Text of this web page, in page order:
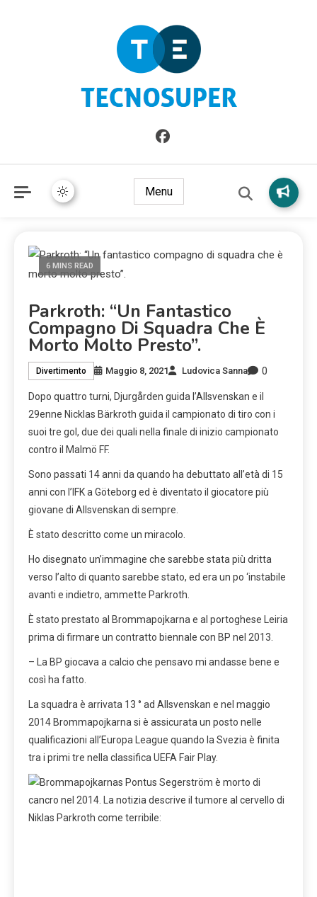
TecnoSuper.net
Informazioni sull'Italia. Seleziona gli argomenti di cui vuoi
saperne di più
Menu
6 MINS READ
Parkroth: “Un Fantastico
Compagno Di Squadra Che È
Morto Molto Presto”.
Divertimento Maggio 8, 2021 Ludovica Sanna 0
Dopo quattro turni, Djurgården guida l’Allsvenskan e il
29enne Nicklas Bärkroth guida il campionato di tiro con i
suoi tre gol, due dei quali nella finale di inizio campionato
contro il Malmö FF.
Sono passati 14 anni da quando ha debuttato all’età di 15
anni con l’IFK a Göteborg ed è diventato il giocatore più
giovane di Allsvenskan di sempre.
È stato descritto come un miracolo.
Ho disegnato un’immagine che sarebbe stata più dritta
verso l’alto di quanto sarebbe stato, ed era un po ‘instabile
avanti e indietro, ammette Parkroth.
È stato prestato al Brommapojkarna e al portoghese Leiria
prima di firmare un contratto biennale con BP nel 2013.
– La BP giocava a calcio che pensavo mi andasse bene e
così ha fatto.
La squadra è arrivata 13 ° ad Allsvenskan e nel maggio
2014 Brommapojkarna si è assicurata un posto nelle
qualificazioni all’Europa League quando la Svezia è finita
tra i primi tre nella classifica UEFA Fair Play.